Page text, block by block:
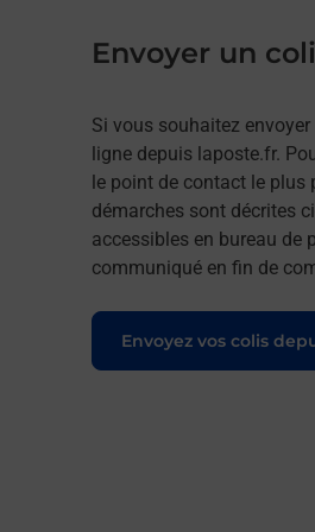
Envoyer un
Si vous souhaitez
ligne depuis laposte.fr.
le point de contact le plus
démarches sont décrites
accessibles en bureau de
communiqué en fin de
Envoyez vos colis
Le lien s'ouvre dans un